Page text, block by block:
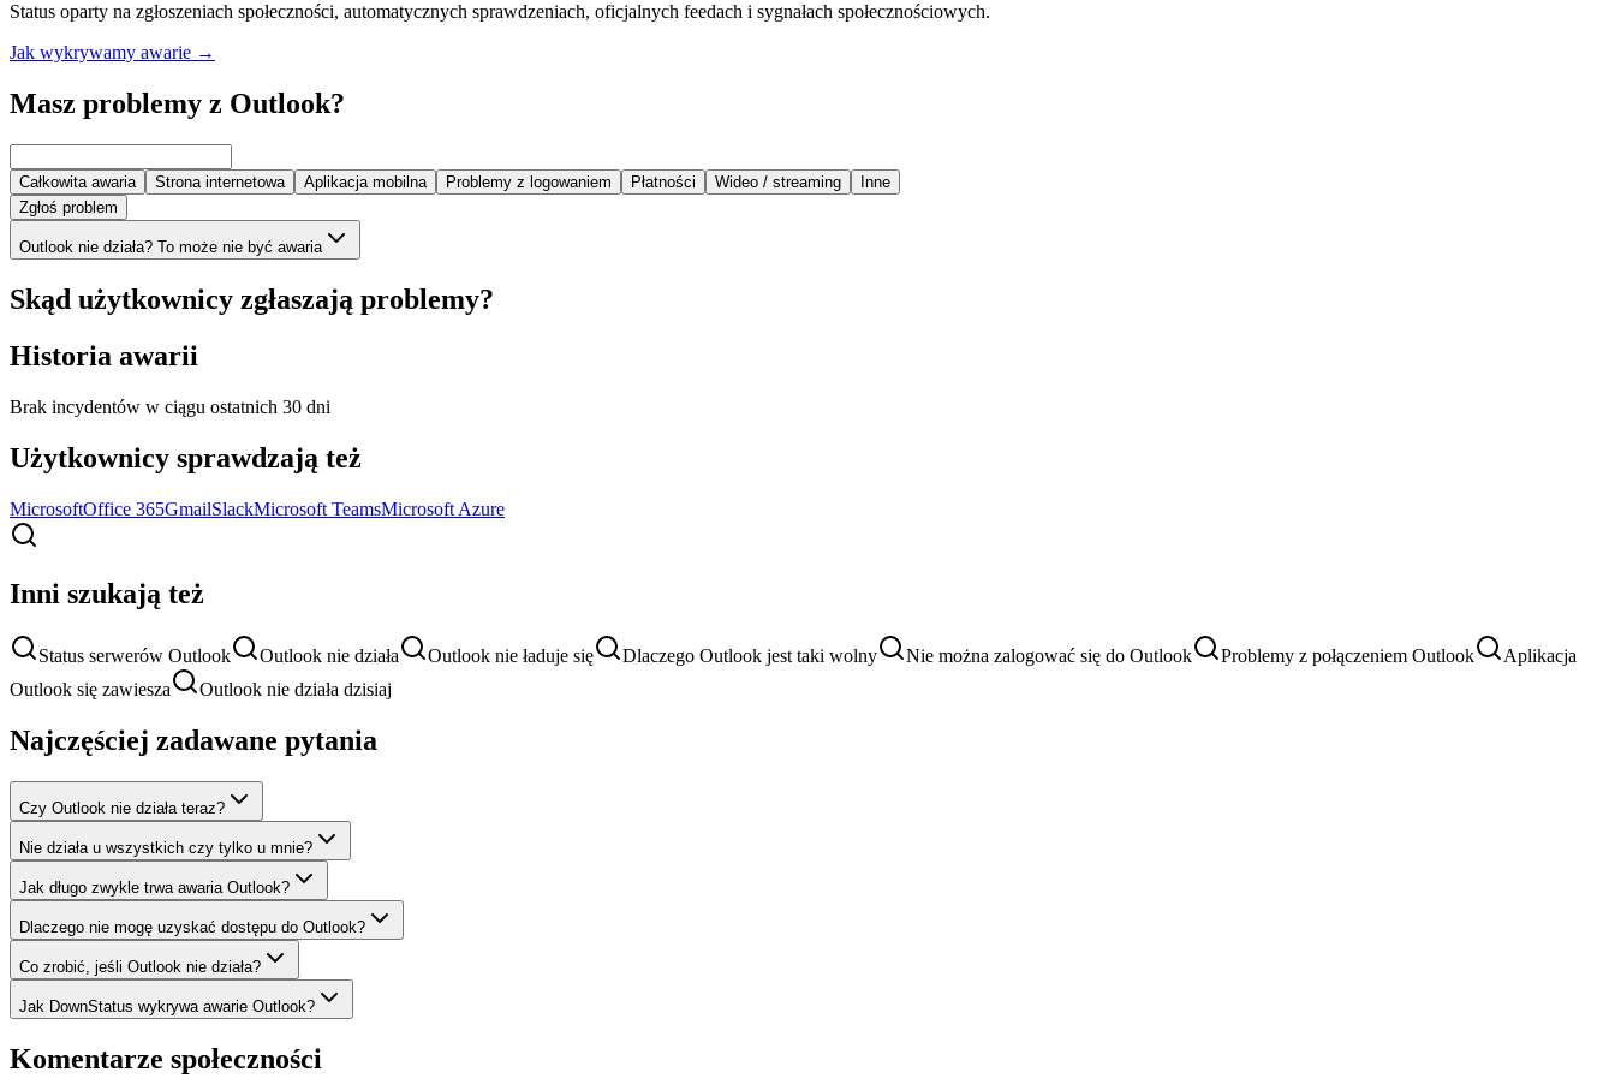
Status oparty na zgłoszeniach społeczności, automatycznych sprawdzeniach, oficjalnych feedach i sygnałach społecznościowych.
Jak wykrywamy awarie →
Masz problemy z Outlook?
Całkowita awaria Strona internetowa Aplikacja mobilna Problemy z logowaniem Płatności Wideo / streaming
Inne
Zgłoś problem
Outlook nie działa? To może nie być awaria
Skąd użytkownicy zgłaszają problemy?
Historia awarii
Brak incydentów w ciągu ostatnich 30 dni
Użytkownicy sprawdzają też
MicrosoftOffice 365GmailSlackMicrosoft TeamsMicrosoft Azure
Inni szukają też
Status serwerów Outlook Outlook nie działa Outlook nie ładuje się Dlaczego Outlook jest taki wolny Nie można zalogować się do Outlook Problemy z połączeniem Outlook
Aplikacja
Outlook się zawiesza
Outlook nie działa dzisiaj
Najczęściej zadawane pytania
Czy Outlook nie działa teraz?
Nie działa u wszystkich czy tylko u mnie?
Jak długo zwykle trwa awaria Outlook?
Dlaczego nie mogę uzyskać dostępu do Outlook?
Co zrobić, jeśli Outlook nie działa?
Jak DownStatus wykrywa awarie Outlook?
Komentarze społeczności